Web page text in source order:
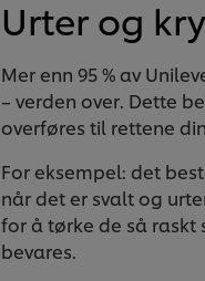
Urter og
Mer enn 95 % av
– verden over. Dette
overføres til rettene
For eksempel: det
når det er svalt og
for å tørke de så
bevares.